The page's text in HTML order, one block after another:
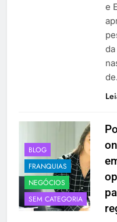
e
BLOG
FRANQUIAS
NEGÓCIOS
SEM CATEGORIA